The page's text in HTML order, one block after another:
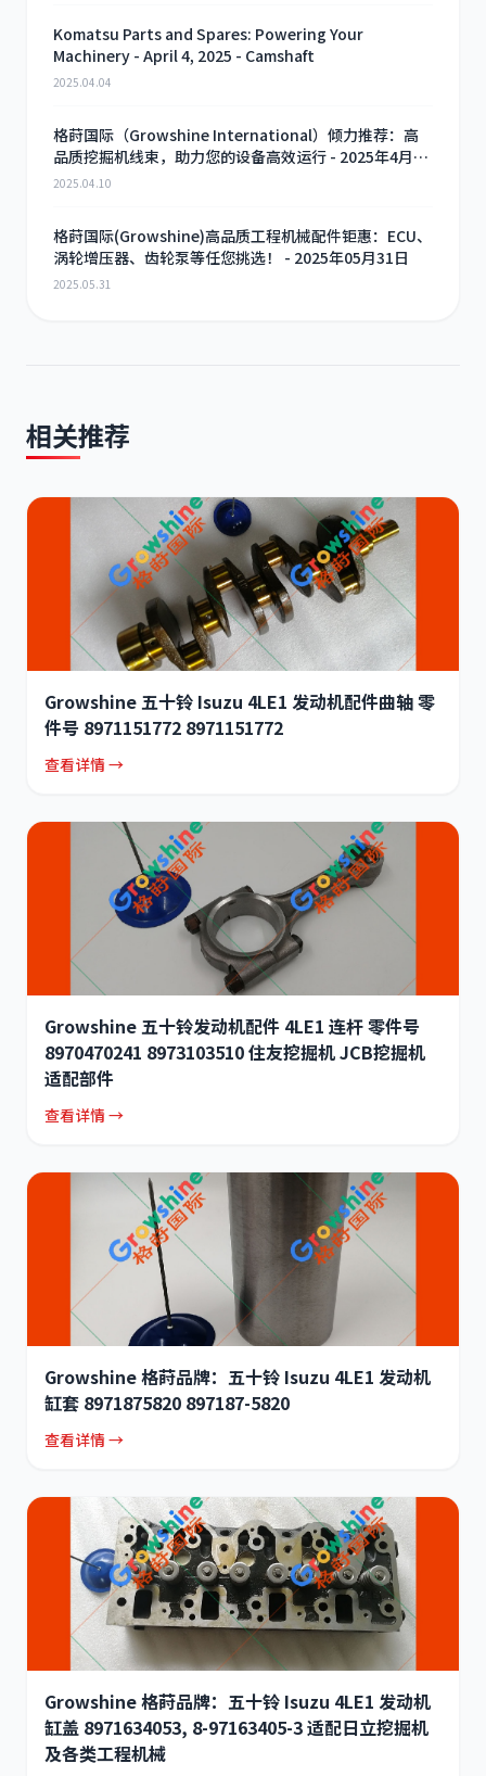
Komatsu Parts and Spares: Powering Your
Machinery - April 4, 2025 - Camshaft
2025.04.04
格莳国际（Growshine International）倾力推荐：高
品质挖掘机线束，助力您的设备高效运行 - 2025年4月10
日
2025.04.10
格莳国际(Growshine)高品质工程机械配件钜惠：ECU、
涡轮增压器、齿轮泵等任您挑选！ - 2025年05月31日
2025.05.31
相关推荐
Growshine 五十铃 Isuzu 4LE1 发动机配件曲轴 零
件号 8971151772 8971151772
查看详情 →
Growshine 五十铃发动机配件 4LE1 连杆 零件号
8970470241 8973103510 住友挖掘机 JCB挖掘机
适配部件
查看详情 →
Growshine 格莳品牌：五十铃 Isuzu 4LE1 发动机
缸套 8971875820 897187-5820
查看详情 →
Growshine 格莳品牌：五十铃 Isuzu 4LE1 发动机
缸盖 8971634053, 8-97163405-3 适配日立挖掘机
及各类工程机械